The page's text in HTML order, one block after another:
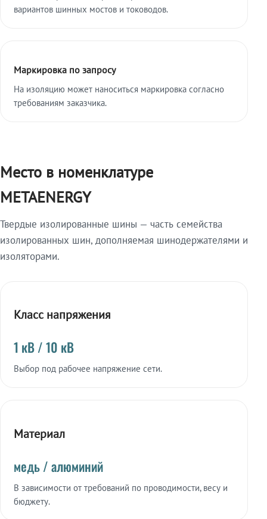
вариантов шинных мостов и тоководов.
Маркировка по запросу
На изоляцию может наноситься маркировка согласно
требованиям заказчика.
Место в номенклатуре
METAENERGY
Твердые изолированные шины — часть семейства
изолированных шин, дополняемая шинодержателями и
изоляторами.
Класс напряжения
1 кВ / 10 кВ
Выбор под рабочее напряжение сети.
Материал
медь / алюминий
В зависимости от требований по проводимости, весу и
бюджету.